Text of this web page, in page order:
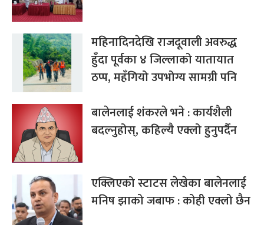
महिनादिनदेखि राजदूवाली अवरुद्ध
हुँदा पूर्वका ४ जिल्लाको यातायात
ठप्प, महँगियो उपभोग्य सामग्री पनि
बालेनलाई शंकरले भने : कार्यशैली
बदल्नुहोस्, कहिल्यै एक्लो हुनुपर्दैन
एक्लिएको स्टाटस लेखेका बालेनलाई
मनिष झाको जबाफ : कोही एक्लो छैन